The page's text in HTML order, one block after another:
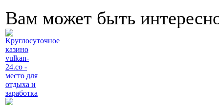
Вам может быть
Круглосуточное
казино
vulkan-
24.co -
место для
отдыха и
заработка